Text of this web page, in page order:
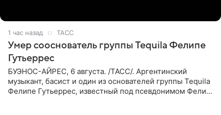
1 час назад ТАСС
Умер сооснователь группы Tequila Фелипе
Гутьеррес
БУЭНОС-АЙРЕС, 6 августа. /ТАСС/. Аргентинский
музыкант, басист и один из основателей группы Tequila
Фелипе Гутьеррес, известный под псевдонимом Фелипе